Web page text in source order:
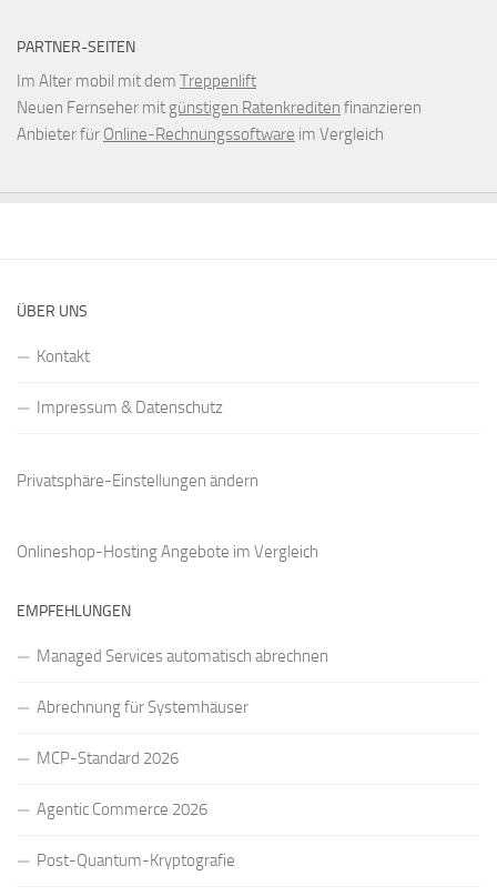
PARTNER-SEITEN
Im Alter mobil mit dem Treppenlift
Neuen Fernseher mit günstigen Ratenkrediten finanzieren
Anbieter für Online-Rechnungssoftware im Vergleich
ÜBER UNS
Kontakt
Impressum & Datenschutz
Privatsphäre-Einstellungen ändern
Onlineshop-Hosting Angebote im Vergleich
EMPFEHLUNGEN
Managed Services automatisch abrechnen
Abrechnung für Systemhäuser
MCP-Standard 2026
Agentic Commerce 2026
Post-Quantum-Kryptografie